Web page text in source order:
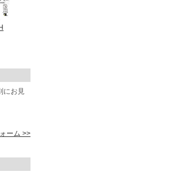
にお見
ーム >>